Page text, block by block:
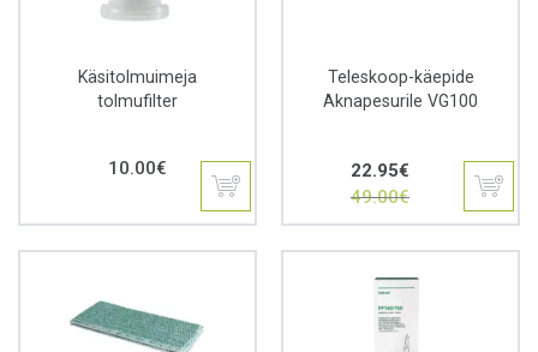
Käsitolmuimeja
tolmufilter
10.00€
Teleskoop-käepide
Aknapesurile VG100
49.00€
22.95€
Praegune